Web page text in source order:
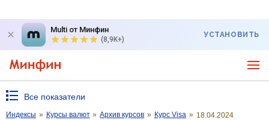
Multi от Минфин
(8,9K+)
УСТАНОВИТЬ
Все показатели
Индексы » Курсы валют » Архив курсов » Курс Visa » 18.04.2024